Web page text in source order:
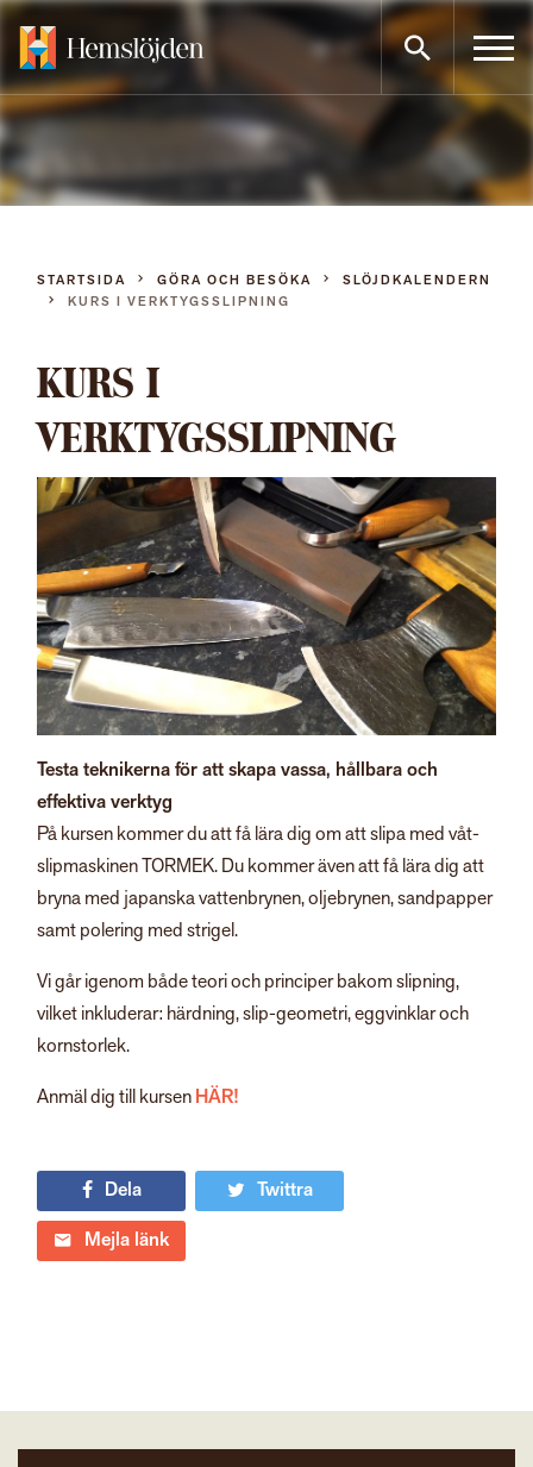
Gå
direkt
innehållet
STARTSIDA GÖRA OCH BESÖKA
SLÖJDKALENDERN
KURS I VERKTYGSSLIPNING
KURS I
VERKTYGSSLIPNING
Testa teknikerna för att skapa vassa, hållbara och
effektiva verktyg
På kursen kommer du att få lära dig om att slipa med våt-
slipmaskinen TORMEK. Du kommer även att få lära dig att
bryna med japanska vattenbrynen, oljebrynen, sandpapper
samt polering med strigel.
Vi går igenom både teori och principer bakom slipning,
vilket inkluderar: härdning, slip-geometri, eggvinklar och
kornstorlek.
Anmäl dig till kursenHÄR!
Dela
Twittra
Mejla länk